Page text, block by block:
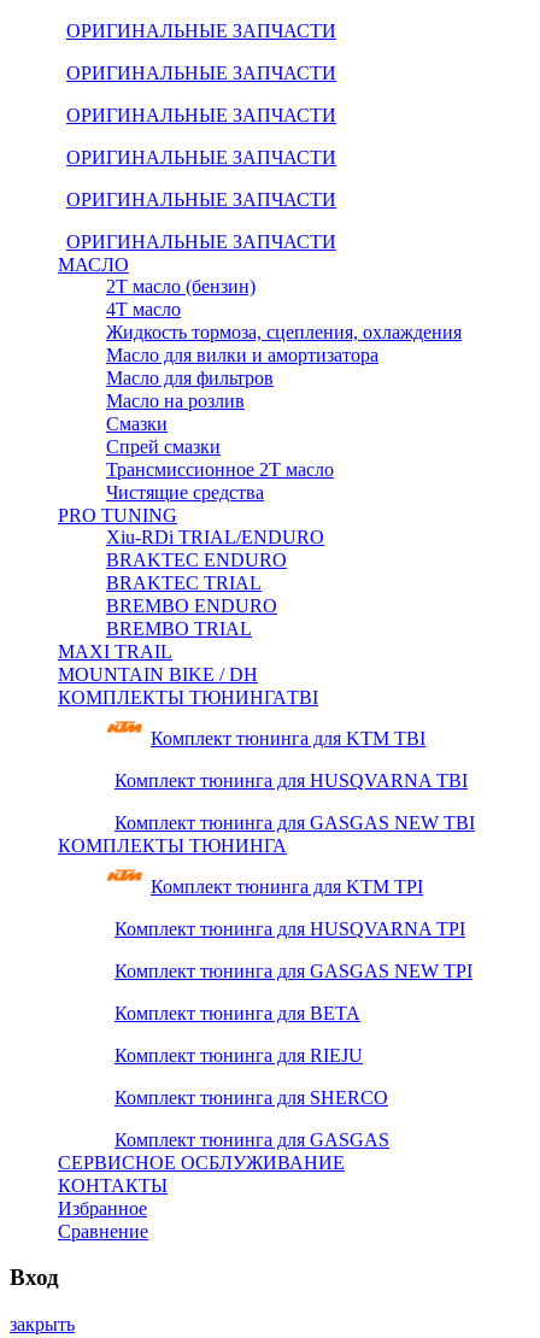
ОРИГИНАЛЬНЫЕ ЗАПЧАСТИ
ОРИГИНАЛЬНЫЕ ЗАПЧАСТИ
ОРИГИНАЛЬНЫЕ ЗАПЧАСТИ
ОРИГИНАЛЬНЫЕ ЗАПЧАСТИ
ОРИГИНАЛЬНЫЕ ЗАПЧАСТИ
ОРИГИНАЛЬНЫЕ ЗАПЧАСТИ
МАСЛО
2Т масло (бензин)
4Т масло
Жидкость тормоза, сцепления, охлаждения
Масло для вилки и амортизатора
Масло для фильтров
Масло на розлив
Смазки
Спрей смазки
Трансмиссионное 2Т масло
Чистящие средства
PRO TUNING
Xiu-RDi TRIAL/ENDURO
BRAKTEC ENDURO
BRAKTEC TRIAL
BREMBO ENDURO
BREMBO TRIAL
MAXI TRAIL
MOUNTAIN BIKE / DH
КОМПЛЕКТЫ ТЮНИНГАTBI
Комплект тюнинга для KTM TBI
Комплект тюнинга для HUSQVARNA TBI
Комплект тюнинга для GASGAS NEW TBI
КОМПЛЕКТЫ ТЮНИНГА
Комплект тюнинга для KTM TPI
Комплект тюнинга для HUSQVARNA TPI
Комплект тюнинга для GASGAS NEW TPI
Комплект тюнинга для BETA
Комплект тюнинга для RIEJU
Комплект тюнинга для SHERCO
Комплект тюнинга для GASGAS
СЕРВИСНОЕ ОСБЛУЖИВАНИЕ
КОНТАКТЫ
Избранное
Сравнение
Вход
закрыть